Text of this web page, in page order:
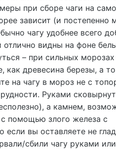
при сборе чаги на
зависит (и постепенно
чагу удобнее всего
видны на фоне
– при сильных морозах
как древесина березы, а
на чагу в мороз не с
Руками
а камнем,
помощью злого железа с
вы оставляете не
сбили чагу руками